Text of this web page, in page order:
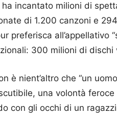
ha incantato milioni di
di 1.200 canzoni e
preferisca all’appellativo
300 milioni di dischi
è nient’altro che “un
una volontà
con gli occhi di un